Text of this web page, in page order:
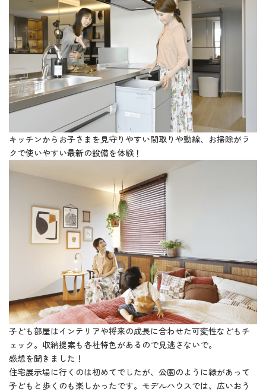
キッチンからお子さまを見守りやすい間取りや動線、お掃除がラ
クで使いやすい最新の設備を体験！
子ども部屋はインテリアや将来の成長に合わせた可変性などもチ
ェック。収納提案も各社特色があるので見逃さないで。
感想を聞きました！
住宅展示場に行くのは初めてでしたが、公園のように緑があって
子どもと歩くのも楽しかったです。モデルハウスでは、広いおう